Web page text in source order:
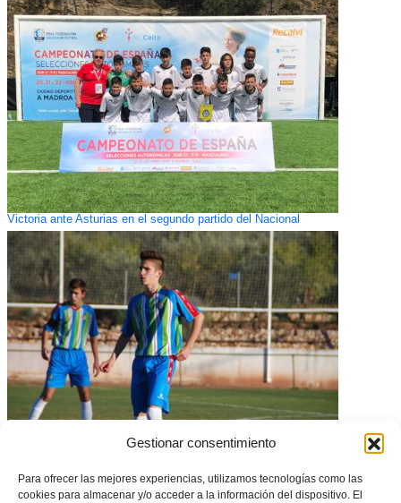
Gestionar consentimiento
Para ofrecer las mejores experiencias, utilizamos tecnologías como las
cookies para almacenar y/o acceder a la información del dispositivo. El
Victoria ante Asturias en el segundo partido del Nacional